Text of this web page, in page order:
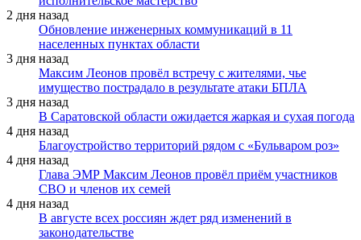
2 дня назад
Обновление инженерных коммуникаций в 11
населенных пунктах области
3 дня назад
Максим Леонов провёл встречу с жителями, чье
имущество пострадало в результате атаки БПЛА
3 дня назад
В Саратовской области ожидается жаркая и сухая погода
4 дня назад
Благоустройство территорий рядом с «Бульваром роз»
4 дня назад
Глава ЭМР Максим Леонов провёл приём участников
СВО и членов их семей
4 дня назад
В августе всех россиян ждет ряд изменений в
законодательстве